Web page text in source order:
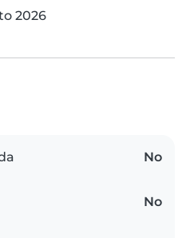
2026
No
No